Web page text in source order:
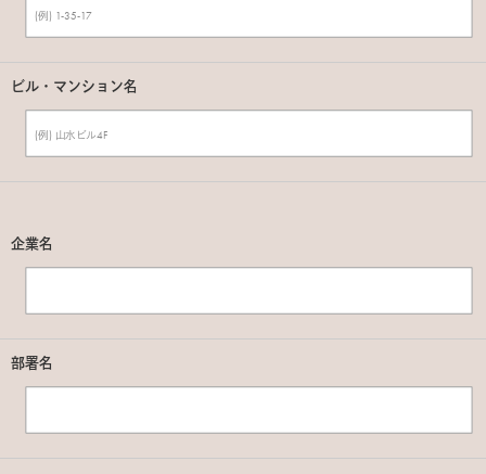
ビル・マンション名
企業名
部署名